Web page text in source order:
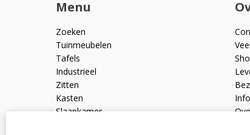
Menu
Zoeken
Tuinmeubelen
Tafels
Industrieel
Zitten
Kasten
Slaapkamer